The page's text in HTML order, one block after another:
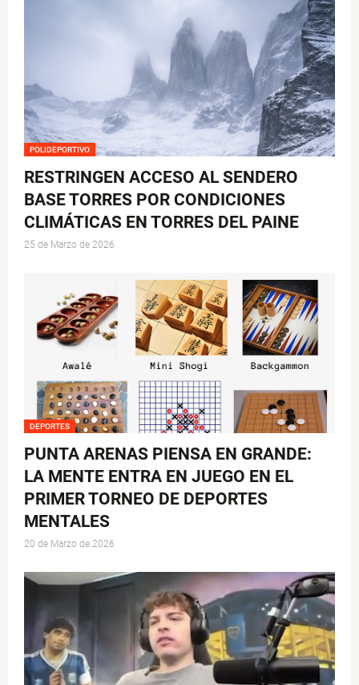
POLIDEPORTIVO
RESTRINGEN ACCESO AL SENDERO
BASE TORRES POR CONDICIONES
CLIMÁTICAS EN TORRES DEL PAINE
25 de Marzo de 2026
DEPORTES
PUNTA ARENAS PIENSA EN GRANDE:
LA MENTE ENTRA EN JUEGO EN EL
PRIMER TORNEO DE DEPORTES
MENTALES
20 de Marzo de 2026